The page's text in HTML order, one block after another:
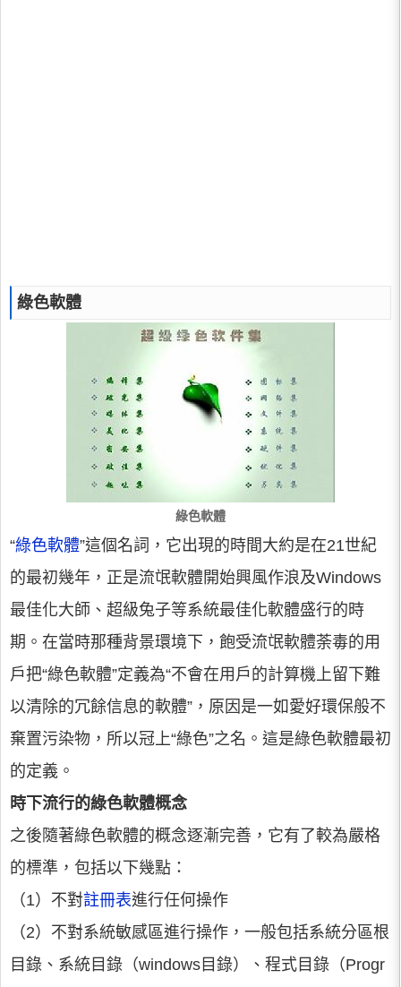
綠色軟體
綠色軟體
“綠色軟體”這個名詞，它出現的時間大約是在21世紀
的最初幾年，正是流氓軟體開始興風作浪及Windows
最佳化大師、超級兔子等系統最佳化軟體盛行的時
期。在當時那種背景環境下，飽受流氓軟體荼毒的用
戶把“綠色軟體”定義為“不會在用戶的計算機上留下難
以清除的冗餘信息的軟體”，原因是一如愛好環保般不
棄置污染物，所以冠上“綠色”之名。這是綠色軟體最初
的定義。
時下流行的綠色軟體概念
之後隨著綠色軟體的概念逐漸完善，它有了較為嚴格
的標準，包括以下幾點：
（1）不對註冊表進行任何操作
（2）不對系統敏感區進行操作，一般包括系統分區根
目錄、系統目錄（windows目錄）、程式目錄（Progr